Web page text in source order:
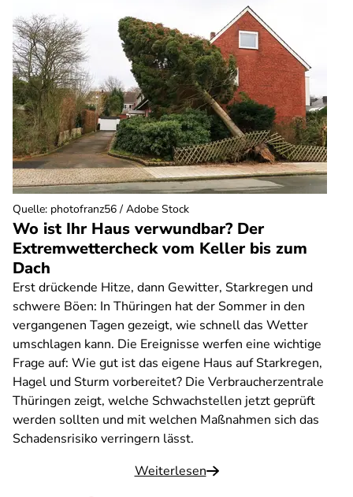
Wo ist Ihr Haus verwundbar? Der
Extremwettercheck vom Keller bis zum
Dach
Erst drückende Hitze, dann Gewitter, Starkregen und
schwere Böen: In Thüringen hat der Sommer in den
vergangenen Tagen gezeigt, wie schnell das Wetter
umschlagen kann. Die Ereignisse werfen eine wichtige
Frage auf: Wie gut ist das eigene Haus auf Starkregen,
Hagel und Sturm vorbereitet? Die Verbraucherzentrale
Thüringen zeigt, welche Schwachstellen jetzt geprüft
werden sollten und mit welchen Maßnahmen sich das
Schadensrisiko verringern lässt.
Weiterlesen
Quelle: photofranz56 / Adobe Stock